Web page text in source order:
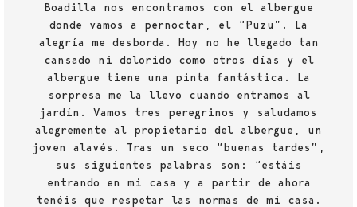
Boadilla nos encontramos con el albergue
donde vamos a pernoctar, el “Puzu”. La
alegría me desborda. Hoy no he llegado tan
cansado ni dolorido como otros días y el
albergue tiene una pinta fantástica. La
sorpresa me la llevo cuando entramos al
jardín. Vamos tres peregrinos y saludamos
alegremente al propietario del albergue, un
joven alavés. Tras un seco “buenas tardes”,
sus siguientes palabras son: “estáis
entrando en mi casa y a partir de ahora
tenéis que respetar las normas de mi casa.